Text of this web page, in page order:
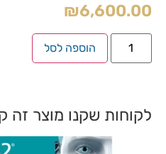
₪6,600.00
הוספה לסל
לקוחות שקנו מוצר זה